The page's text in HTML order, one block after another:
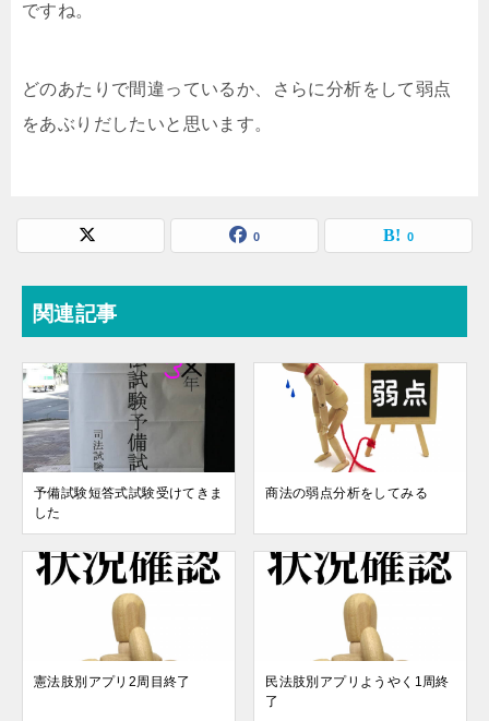
ですね。
どのあたりで間違っているか、さらに分析をして弱点
をあぶりだしたいと思います。
0 0
関連記事
予備試験短答式試験受けてきま
した
商法の弱点分析をしてみる
憲法肢別アプリ2周目終了
民法肢別アプリようやく1周終
了